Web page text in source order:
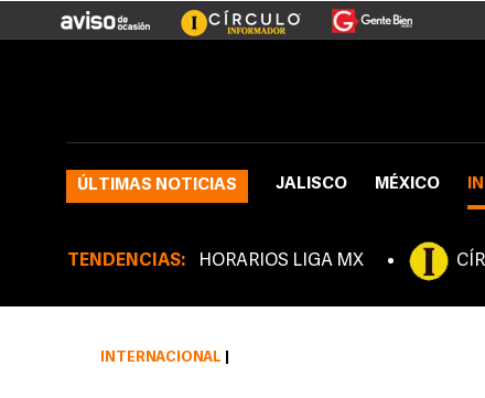
ÚLTIMAS NOTICIAS JALISCO MÉXICO
TENDENCIAS: HORARIOS LIGA MX
INTERNACIONAL